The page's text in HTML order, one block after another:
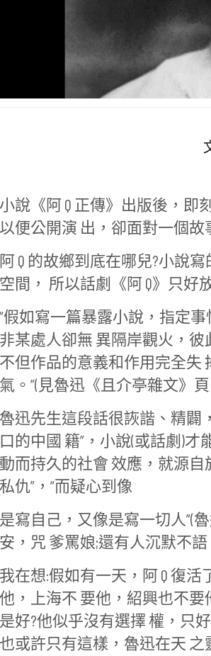
小說《阿 Q 正傳》出版後，即
以便公開演 出，卻面對一個故
阿 Q 的故鄉到底在哪兒?小說
空間， 所以話劇《阿 Q》只好
“假如寫一篇暴露小說，指定
非某處人卻無 異隔岸觀火，
不但作品的意義和作用完全失
氣。”(見魯迅《且介亭雜文》頁
魯迅先生這段話很詼諧、精闢
口的中國 籍”，小說(或話劇)
動而持久的社會 效應，就源自
私仇”，“而疑心到像
是寫自己，又像是寫一切人”(
安，咒 爹罵娘;還有人沉默不
我在想:假如有一天，阿 Q 復
他，上海不 要他，紹興也不要
是好?他似乎沒有選擇 權，只
也或許只有這樣，魯迅在天